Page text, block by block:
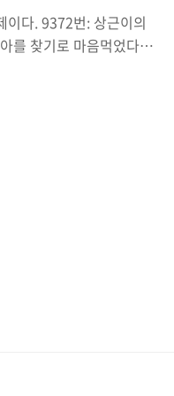
이다. 9372번: 상근이의
를 찾기로 마음먹었다.
대해서 공부할 수 있